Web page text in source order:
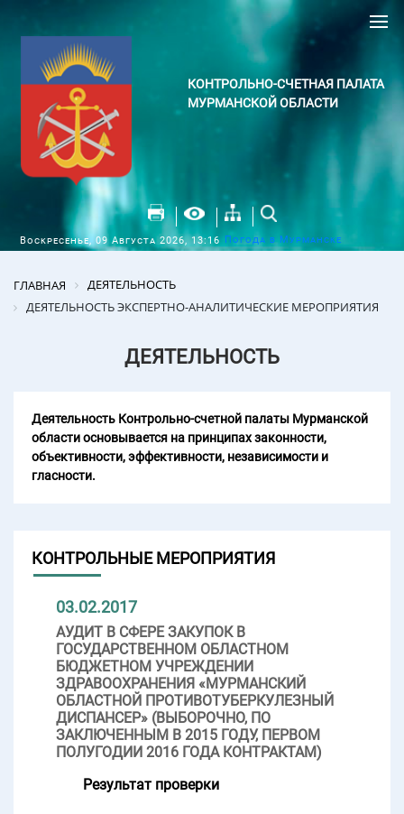
КОНТРОЛЬНО-СЧЕТНАЯ ПАЛАТА
МУРМАНСКОЙ ОБЛАСТИ
Воскресенье, 09 Августа 2026, 13:16 Погода в Мурманске
ГЛАВНАЯ
ДЕЯТЕЛЬНОСТЬ
ДЕЯТЕЛЬНОСТЬ ЭКСПЕРТНО-АНАЛИТИЧЕСКИЕ МЕРОПРИЯТИЯ
ДЕЯТЕЛЬНОСТЬ
Деятельность Контрольно-счетной палаты Мурманской
области основывается на принципах законности,
объективности, эффективности, независимости и
гласности.
КОНТРОЛЬНЫЕ МЕРОПРИЯТИЯ
03.02.2017
АУДИТ В СФЕРЕ ЗАКУПОК В
ГОСУДАРСТВЕННОМ ОБЛАСТНОМ
БЮДЖЕТНОМ УЧРЕЖДЕНИИ
ЗДРАВООХРАНЕНИЯ «МУРМАНСКИЙ
ОБЛАСТНОЙ ПРОТИВОТУБЕРКУЛЕЗНЫЙ
ДИСПАНСЕР» (ВЫБОРОЧНО, ПО
ЗАКЛЮЧЕННЫМ В 2015 ГОДУ, ПЕРВОМ
ПОЛУГОДИИ 2016 ГОДА КОНТРАКТАМ)
Результат проверки